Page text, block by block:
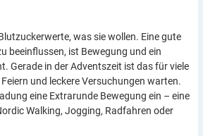
was sie wollen. Eine gute
beeinflussen, ist Bewegung und ein
Gerade in der Adventszeit ist das für viele
und leckere Versuchungen warten.
eine Extrarunde Bewegung ein – eine
Walking, Jogging, Radfahren oder